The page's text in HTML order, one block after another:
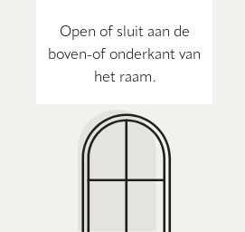
Open of sluit aan de
boven-of onderkant van
het raam.